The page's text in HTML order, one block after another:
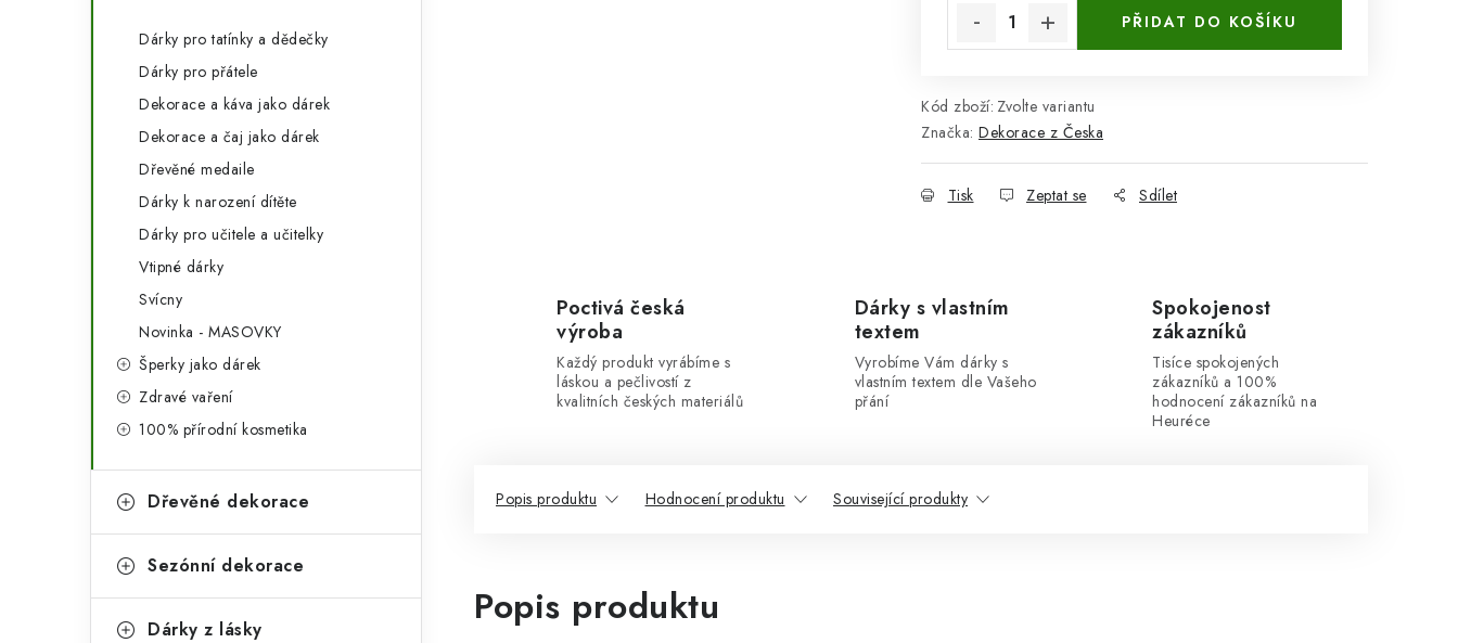
Dárky pro tatínky a dědečky
Dárky pro přátele
Dekorace a káva jako dárek
Dekorace a čaj jako dárek
Dřevěné medaile
Dárky k narození dítěte
Dárky pro učitele a učitelky
Vtipné dárky
Svícny
Novinka - MASOVKY
Šperky jako dárek
Zdravé vaření
100% přírodní kosmetika
Dřevěné dekorace
Sezónní dekorace
Dárky z lásky
PŘIDAT DO KOŠÍKU
Kód zboží: Zvolte variantu
Značka: Dekorace z Česka
Tisk Zeptat se Sdílet
Poctivá česká
výroba
Každý produkt vyrábíme s
láskou a pečlivostí z
kvalitních českých materiálů
Dárky s vlastním
textem
Vyrobíme Vám dárky s
vlastním textem dle Vašeho
přání
Spokojenost
zákazníků
Tisíce spokojených
zákazníků a 100%
hodnocení zákazníků na
Heuréce
Popis produktu Hodnocení produktu Související produkty
Popis produktu